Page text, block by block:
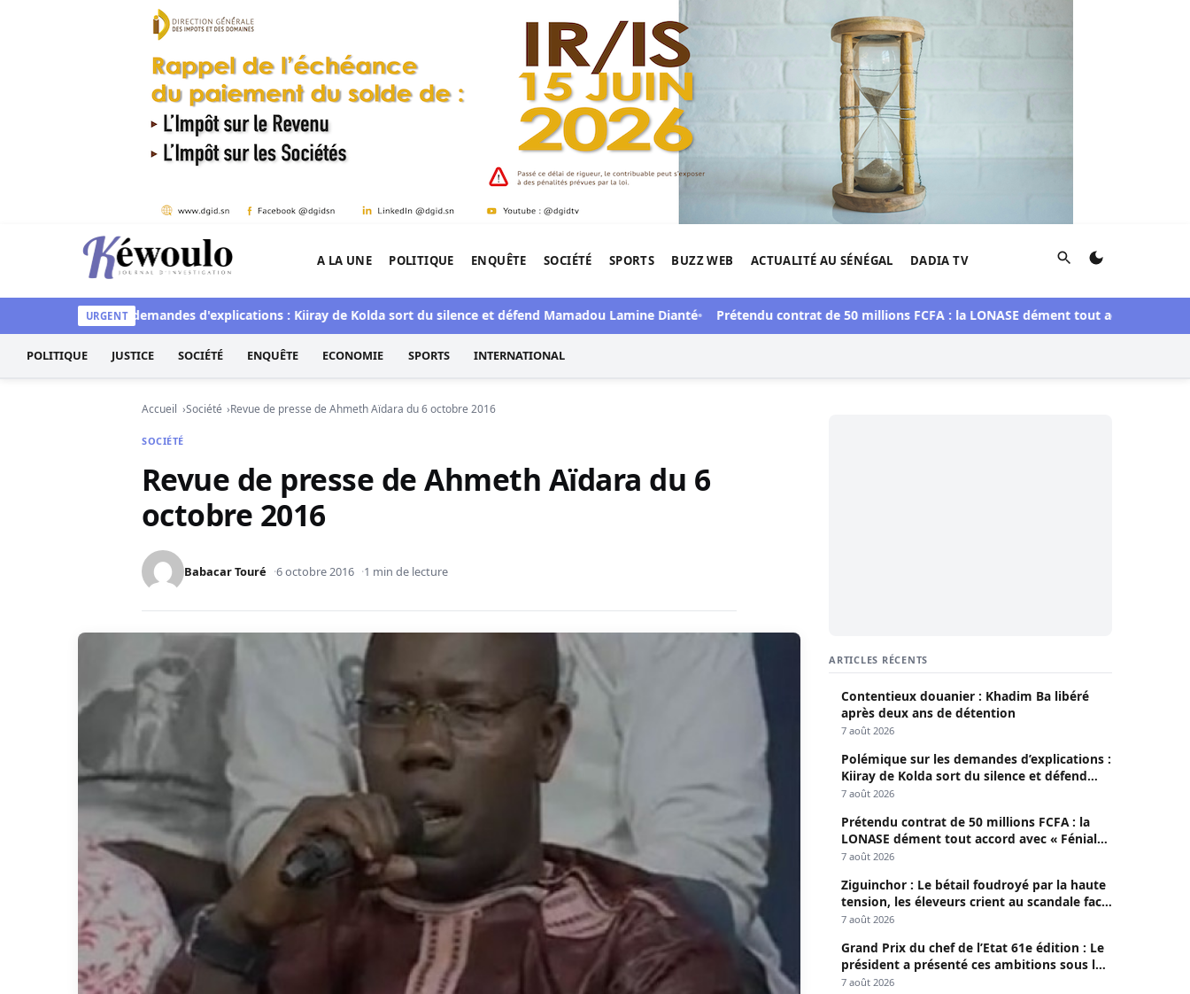
Aller au contenu
Kéwoulo, le premier site d'information et d'investigation de l'Afrique.
A LA UNE POLITIQUE ENQUÊTE SOCIÉTÉ SPORTS BUZZ WEB ACTUALITÉ AU SÉNÉGAL DADIA TV Rechercher
URGENT
sur les demandes d'explications : Kiiray de Kolda sort du silence et défend Mamadou Lamine Dianté Prétendu contrat de 50 millions FCFA : la LONASE dément tout accord avec «
POLITIQUE JUSTICE SOCIÉTÉ ENQUÊTE ECONOMIE SPORTS INTERNATIONAL
Accueil Société Revue de presse de Ahmeth Aïdara du 6 octobre 2016
SOCIÉTÉ
Revue de presse de Ahmeth Aïdara du 6
octobre 2016
Babacar Touré 6 octobre 2016 1 min de lecture
ARTICLES RÉCENTS
Contentieux douanier : Khadim Ba libéré
après deux ans de détention
7 août 2026
Polémique sur les demandes d’explications :
Kiiray de Kolda sort du silence et défend
Mamadou Lamine Dianté
7 août 2026
Prétendu contrat de 50 millions FCFA : la
LONASE dément tout accord avec « Fénial
Digital » et brandit la menace de poursuites
7 août 2026
Ziguinchor : Le bétail foudroyé par la haute
tension, les éleveurs crient au scandale face
à la Senelec
7 août 2026
Grand Prix du chef de l’Etat 61e édition : Le
président a présenté ces ambitions sous le
thème du fair-play
7 août 2026